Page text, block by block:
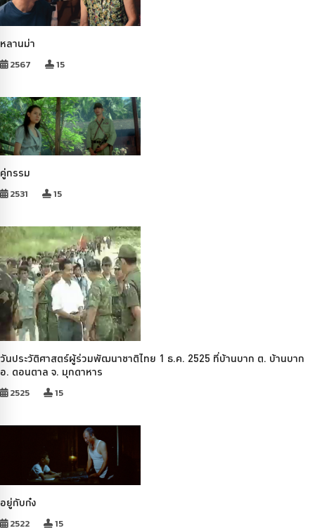
หลานม่า
2567 15
คู่กรรม
2531 15
วันประวัติศาสตร์ผู้ร่วมพัฒนาชาติไทย 1 ธ.ค. 2525 ที่บ้านบาก ต. บ้านบาก
อ. ดอนตาล จ. มุกดาหาร
2525 15
อยู่กับก๋ง
2522 15